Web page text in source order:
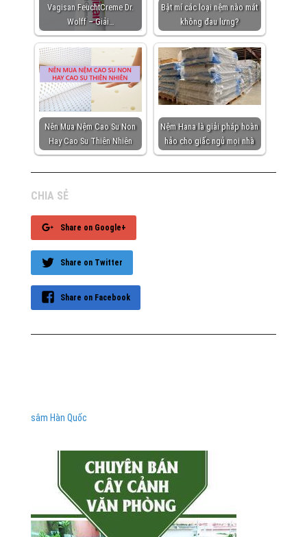
Vagisan FeuchtCreme Dr.
Wolff – Giải…
Bật mí các loại nệm nào mát
không đau lưng?
Nên Mua Nệm Cao Su Non
Hay Cao Su Thiên Nhiên
Nệm Hana là giải pháp hoàn
hảo cho giấc ngủ mọi nhà
CHIA SẺ
Share on Google+
Share on Twitter
Share on Facebook
sâm Hàn Quốc